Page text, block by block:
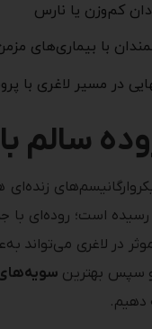
کم‌وزن یا نارس
با بیماری‌های
در مسیر لاغری با
سالم
است؛ روده‌ای با
در لاغری می‌تواند
سپس بهترین
دهیم.